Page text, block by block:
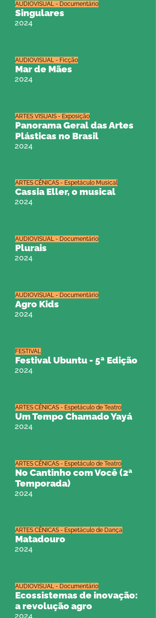
Singulares
2024
AUDIOVISUAL - Documentário
Mar de Mães
2024
AUDIOVISUAL - Ficção
Panorama Geral das Artes
Plásticas no Brasil
2024
ARTES VISUAIS - Exposição
Cassia Eller, o musical
2024
ARTES CÊNICAS - Espetáculo Musical
Plurais
2024
AUDIOVISUAL - Documentário
Agro Kids
2024
AUDIOVISUAL - Documentário
Festival Ubuntu - 5ª Edição
2024
FESTIVAL
Um Tempo Chamado Yayá
2024
ARTES CÊNICAS - Espetáculo de Teatro
No Cantinho com Você (2ª
Temporada)
2024
ARTES CÊNICAS - Espetáculo de Teatro
Matadouro
2024
ARTES CÊNICAS - Espetáculo de Dança
Ecossistemas de inovação:
a revolução agro
2024
AUDIOVISUAL - Documentário